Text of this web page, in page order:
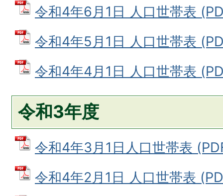
令和4年6月1日 人口世帯表
令和4年5月1日 人口世帯表
令和4年4月1日 人口世帯表
令和3年度
令和4年3月1日人口世帯表
令和4年2月1日 人口世帯表